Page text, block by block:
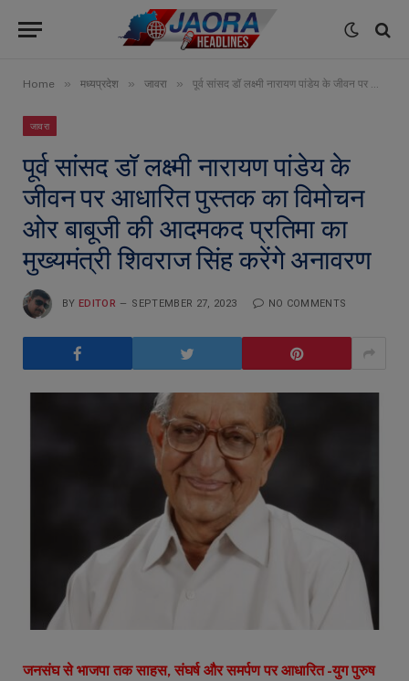
Home » मध्यप्रदेश » जावरा » पूर्व सांसद डॉ लक्ष्मी नारायण पांडेय के जीवन पर आधारित पुस्तक का विमोचन ओर बाबूजी की आदमकद प्रतिमा का मुख्यमंत्री शिवराज सिंह करेंगे अनावरण
जावरा
पूर्व सांसद डॉ लक्ष्मी नारायण पांडेय के
जीवन पर आधारित पुस्तक का विमोचन
ओर बाबूजी की आदमकद प्रतिमा का
मुख्यमंत्री शिवराज सिंह करेंगे अनावरण
BY EDITOR SEPTEMBER 27, 2023 NO COMMENTS
जनसंघ से भाजपा तक साहस, संघर्ष और समर्पण पर आधारित -युग पुरुष